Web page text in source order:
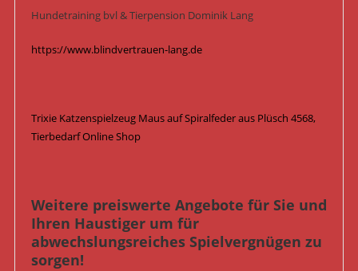
Hundetraining bvl & Tierpension Dominik Lang
https://www.blindvertrauen-lang.de
Trixie Katzenspielzeug Maus auf Spiralfeder aus Plüsch 4568,
Tierbedarf Online Shop
Weitere preiswerte Angebote für Sie und
Ihren Haustiger um für
abwechslungsreiches Spielvergnügen zu
sorgen!